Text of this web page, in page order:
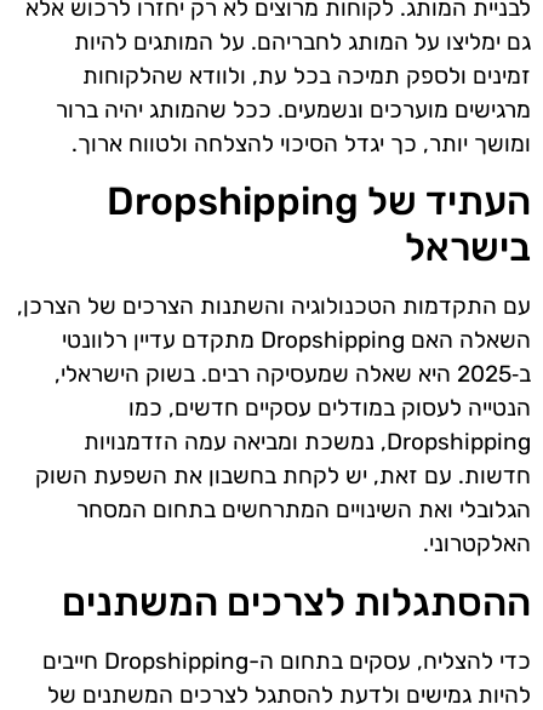
לבניית המותג. לקוחות מרוצים לא רק יחזרו לרכוש אלא
גם ימליצו על המותג לחבריהם. על המותגים להיות
זמינים ולספק תמיכה בכל עת, ולוודא שהלקוחות
מרגישים מוערכים ונשמעים. ככל שהמותג יהיה ברור
ומושך יותר, כך יגדל הסיכוי להצלחה ולטווח ארוך.
העתיד של Dropshipping
בישראל
עם התקדמות הטכנולוגיה והשתנות הצרכים של הצרכן,
השאלה האם Dropshipping מתקדם עדיין רלוונטי
ב‑2025 היא שאלה שמעסיקה רבים. בשוק הישראלי,
הנטייה לעסוק במודלים עסקיים חדשים, כמו
Dropshipping, נמשכת ומביאה עמה הזדמנויות
חדשות. עם זאת, יש לקחת בחשבון את השפעת השוק
הגלובלי ואת השינויים המתרחשים בתחום המסחר
האלקטרוני.
ההסתגלות לצרכים המשתנים
כדי להצליח, עסקים בתחום ה-Dropshipping חייבים
להיות גמישים ולדעת להסתגל לצרכים המשתנים של